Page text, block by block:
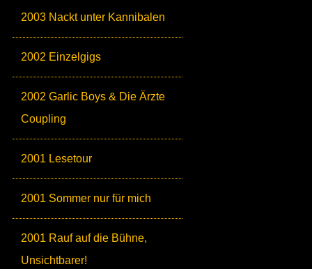
2003 Nackt unter Kannibalen
2002 Einzelgigs
2002 Garlic Boys & Die Ärzte
Coupling
2001 Lesetour
2001 Sommer nur für mich
2001 Rauf auf die Bühne,
Unsichtbarer!